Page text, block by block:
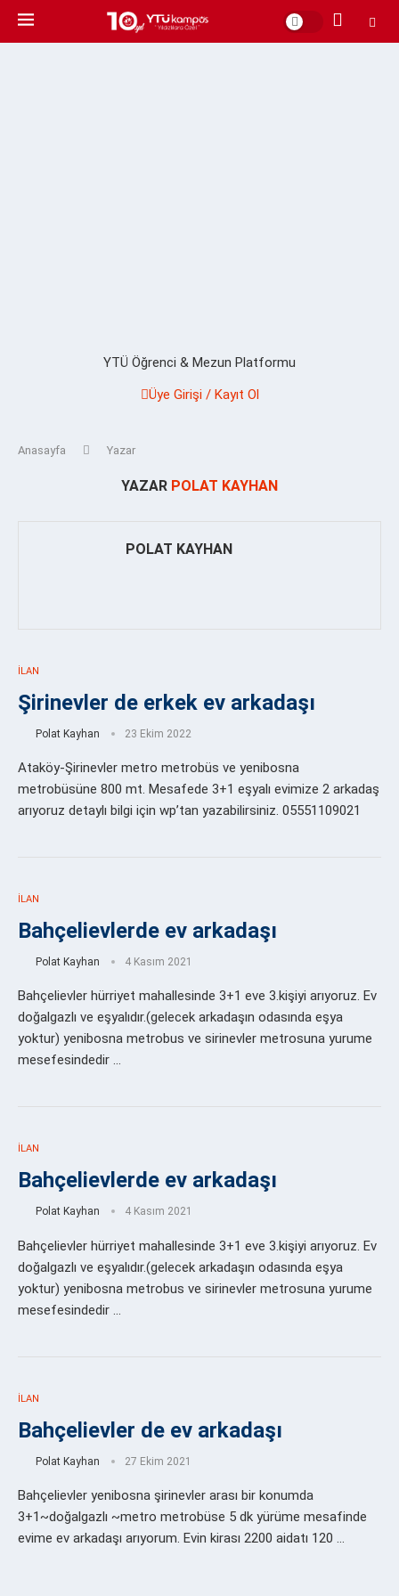
YTÜ Öğrenci & Mezun Platformu
Üye Girişi / Kayıt Ol
Anasayfa Yazar
YAZAR POLAT KAYHAN
POLAT KAYHAN
İLAN
Şirinevler de erkek ev arkadaşı
Polat Kayhan 23 Ekim 2022
Ataköy-Şirinevler metro metrobüs ve yenibosna
metrobüsüne 800 mt. Mesafede 3+1 eşyalı evimize 2 arkadaş
arıyoruz detaylı bilgi için wp’tan yazabilirsiniz. 05551109021
İLAN
Bahçelievlerde ev arkadaşı
Polat Kayhan 4 Kasım 2021
Bahçelievler hürriyet mahallesinde 3+1 eve 3.kişiyi arıyoruz. Ev
doğalgazlı ve eşyalıdır.(gelecek arkadaşın odasında eşya
yoktur) yenibosna metrobus ve sirinevler metrosuna yurume
mesefesindedir …
İLAN
Bahçelievlerde ev arkadaşı
Polat Kayhan 4 Kasım 2021
Bahçelievler hürriyet mahallesinde 3+1 eve 3.kişiyi arıyoruz. Ev
doğalgazlı ve eşyalıdır.(gelecek arkadaşın odasında eşya
yoktur) yenibosna metrobus ve sirinevler metrosuna yurume
mesefesindedir …
İLAN
Bahçelievler de ev arkadaşı
Polat Kayhan 27 Ekim 2021
Bahçelievler yenibosna şirinevler arası bir konumda
3+1~doğalgazlı ~metro metrobüse 5 dk yürüme mesafinde
evime ev arkadaşı arıyorum. Evin kirası 2200 aidatı 120 …